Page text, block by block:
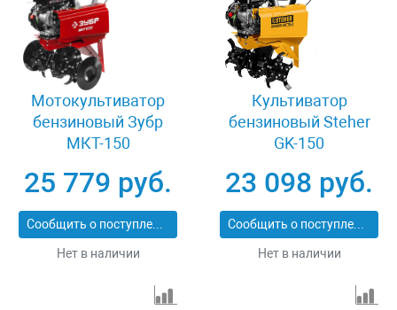
Мотокультиватор
бензиновый Зубр
МКТ-150
25 779 руб.
Сообщить о поступлении
Нет в наличии
Культиватор
бензиновый Steher
GK-150
23 098 руб.
Сообщить о поступлении
Нет в наличии